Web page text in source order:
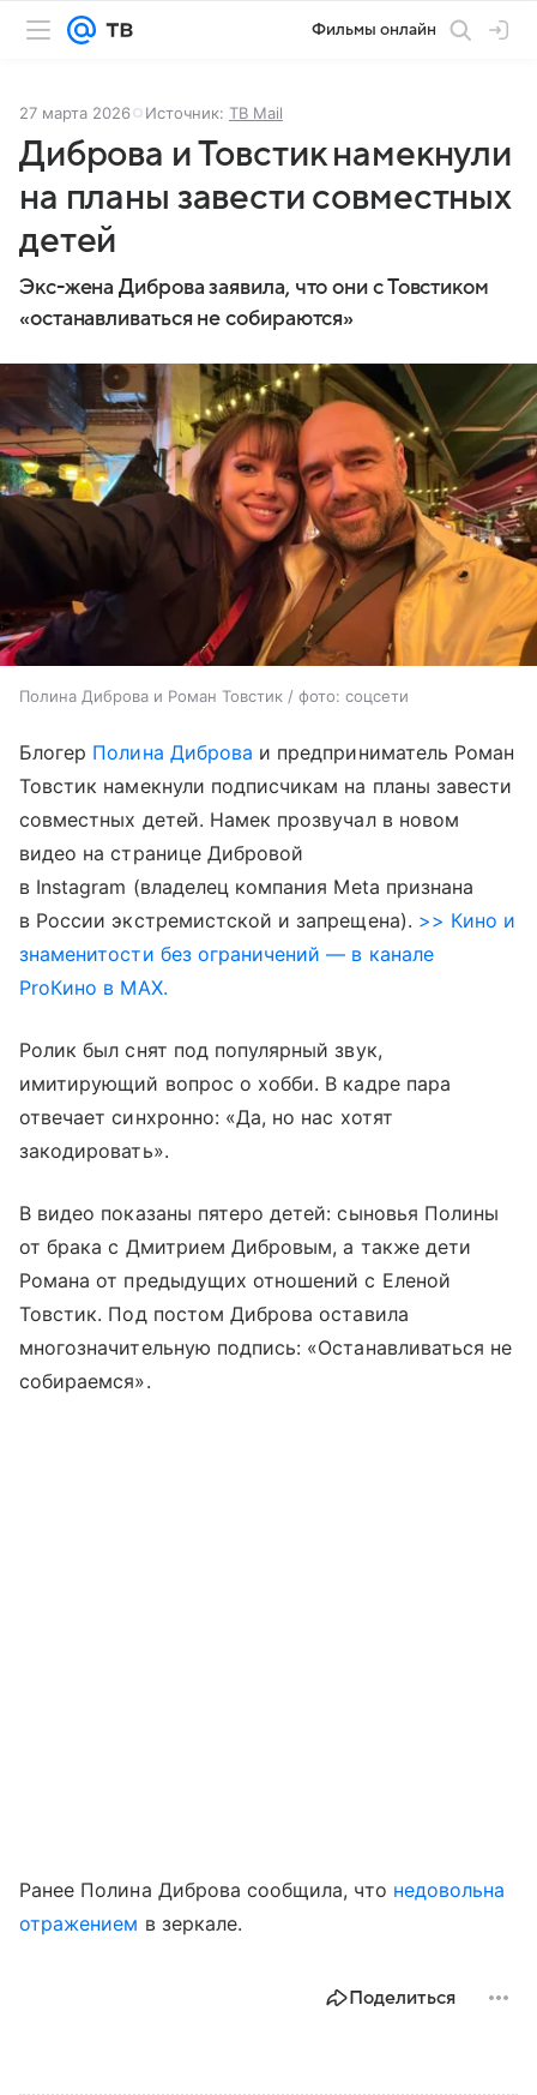
Фильмы онлайн
27 марта 2026 Источник: ТВ Mail
Диброва и Товстик намекнули
на планы завести совместных
детей
Экс-жена Диброва заявила, что они с Товстиком
«останавливаться не собираются»
Полина Диброва и Роман Товстик / фото: соцсети
Блогер Полина Диброва и предприниматель Роман
Товстик намекнули подписчикам на планы завести
совместных детей. Намек прозвучал в новом
видео на странице Дибровой
в Instagram (владелец компания Meta признана
в России экстремистской и запрещена). >> Кино и
знаменитости без ограничений — в канале
ProКино в MAX.
Ролик был снят под популярный звук,
имитирующий вопрос о хобби. В кадре пара
отвечает синхронно: «Да, но нас хотят
закодировать».
В видео показаны пятеро детей: сыновья Полины
от брака с Дмитрием Дибровым, а также дети
Романа от предыдущих отношений с Еленой
Товстик. Под постом Диброва оставила
многозначительную подпись: «Останавливаться не
собираемся».
Ранее Полина Диброва сообщила, что недовольна
отражением в зеркале.
Поделиться